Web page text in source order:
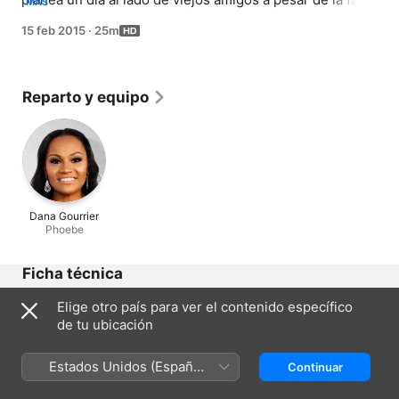
15 feb 2015 · 25m
Reparto y equipo
Dana Gourrier
Phoebe
Ficha técnica
Lanzamiento
2015
25 min
Elige otro país para ver el contenido específico
de tu ubicación
Estados Unidos (Español
México)
Continuar